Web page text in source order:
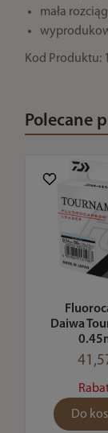
mała
Kod Produktu:
Polecane
Daiwa
Do